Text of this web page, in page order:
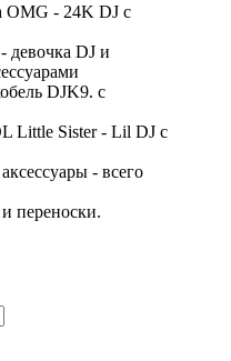
OMG - 24K DJ с
девочка DJ и
DJK9. с
Little Sister - Lil DJ с
- всего
переноски.